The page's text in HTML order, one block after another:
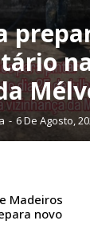
de
de Cister e
público!
acesso a todos os
- 6 De Agosto,
Madeiros
novo